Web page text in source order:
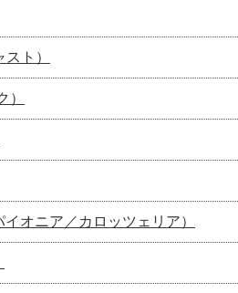
ト）
）
オニア／カロッツェリア）